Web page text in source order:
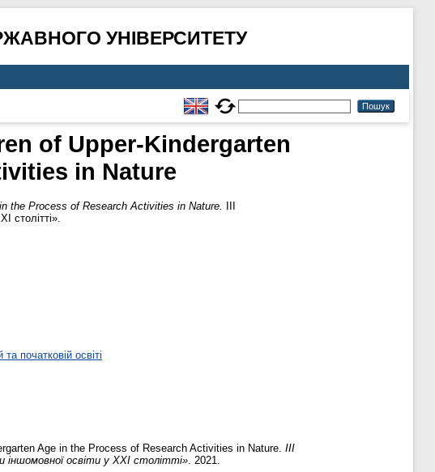
УНІВЕРСИТЕТУ
of Upper-Kindergarten
in Nature
the Process of Research Activities in Nature.
столітті».
початковій освіті
Age in the Process of Research Activities in Nature. ІІІ
іншомовної освіти у ХХІ столітті». 2021.